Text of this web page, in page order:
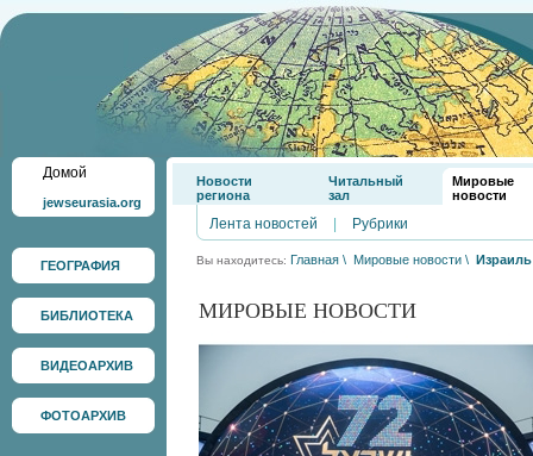
Домой
jewseurasia.org
ГЕОГРАФИЯ
БИБЛИОТЕКА
ВИДЕОАРХИВ
ФОТОАРХИВ
Новости
региона
Читальный
зал
Мировые
новости
Лента новостей Рубрики
Вы находитесь: Главная \ Мировые новости \ Израиль
МИРОВЫЕ НОВОСТИ